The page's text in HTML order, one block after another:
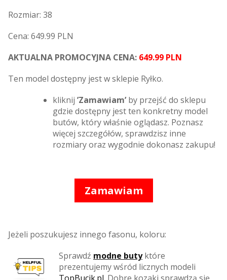
Rozmiar: 38
Cena: 649.99 PLN
AKTUALNA PROMOCYJNA CENA: 649.99 PLN
Ten model dostępny jest w sklepie Ryłko.
kliknij ’Zamawiam’by przejść do sklepu
gdzie dostępny jest ten konkretny model
butów, który właśnie oglądasz. Poznasz
więcej szczegółów, sprawdzisz inne
rozmiary oraz wygodnie dokonasz zakupu!
Zamawiam
Jeżeli poszukujesz innego fasonu, koloru:
Sprawdź modne butyktóre
prezentujemy wśród licznych modeli